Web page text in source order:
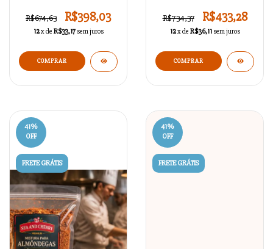
R$674,63 R$398,03
12x de R$33,17 sem juros
R$734,37
R$433,28
12x de R$36,11 sem juros
41%
OFF
FRETE GRÁTIS
41%
OFF
FRETE GRÁTIS